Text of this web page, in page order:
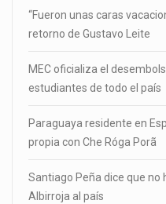
“Fueron unas caras
retorno de Gustavo Leite
MEC oficializa el
estudiantes de todo el país
Paraguaya residente en
propia con Che Róga Porã
Santiago Peña dice que no
Albirroja al país